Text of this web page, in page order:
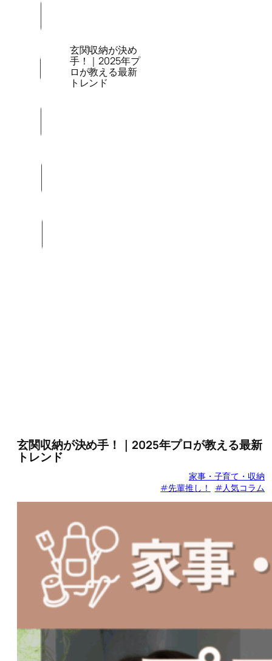
玄関収納が決め
手！｜2025年プ
ロが教える最新
トレンド
玄関収納が決め手！｜2025年プロが教える最新
トレンド
家事・子育て・収納
#先輩推し！
#人気コラム